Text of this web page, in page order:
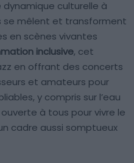
culturelle à
se mêlent et transforment
en scènes vivantes
inclusive, cet
en offrant des concerts
et amateurs pour
y compris sur l’eau
ouverte à tous pour vivre le
cadre aussi somptueux